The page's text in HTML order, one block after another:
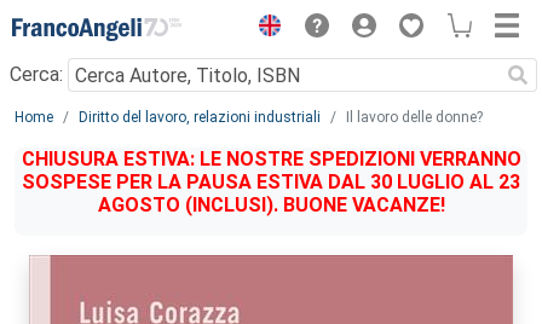
Menu
Cerca:
Main content
Home Diritto del lavoro, relazioni industriali Il lavoro delle donne?
CHIUSURA ESTIVA: LE NOSTRE SPEDIZIONI VERRANNO
SOSPESE PER LA PAUSA ESTIVA DAL 30 LUGLIO AL 23
AGOSTO (INCLUSI). BUONE VACANZE!